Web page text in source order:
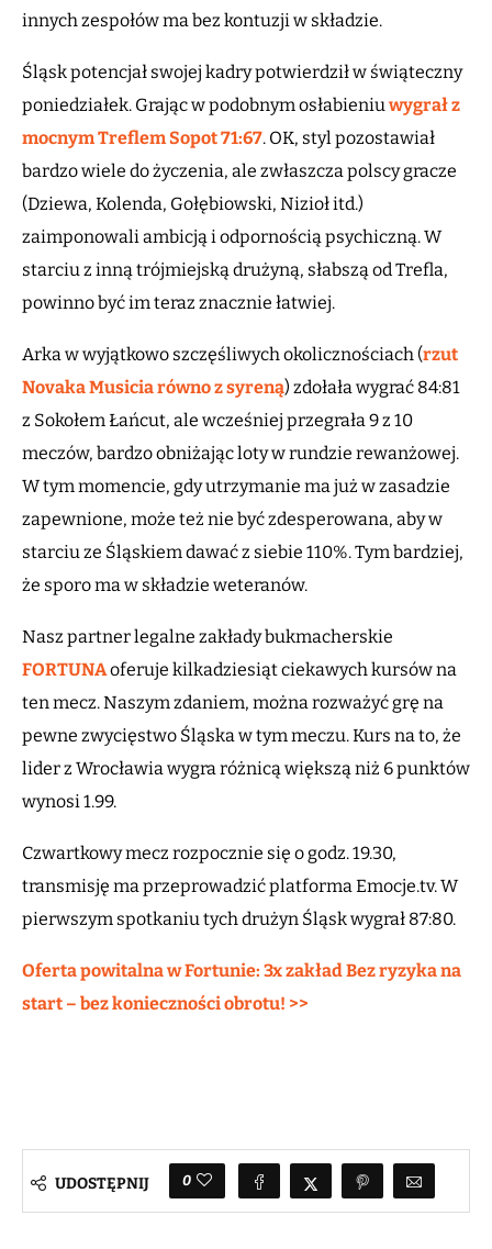
innych zespołów ma bez kontuzji w składzie.
Śląsk potencjał swojej kadry potwierdził w świąteczny
poniedziałek. Grając w podobnym osłabieniuwygrał z
mocnym Treflem Sopot 71:67. OK, styl pozostawiał
bardzo wiele do życzenia, ale zwłaszcza polscy gracze
(Dziewa, Kolenda, Gołębiowski, Nizioł itd.)
zaimponowali ambicją i odpornością psychiczną. W
starciu z inną trójmiejską drużyną, słabszą od Trefla,
powinno być im teraz znacznie łatwiej.
Arka w wyjątkowo szczęśliwych okolicznościach (rzut
Novaka Musicia równo z syreną) zdołała wygrać 84:81
z Sokołem Łańcut, ale wcześniej przegrała 9 z 10
meczów, bardzo obniżając loty w rundzie rewanżowej.
W tym momencie, gdy utrzymanie ma już w zasadzie
zapewnione, może też nie być zdesperowana, aby w
starciu ze Śląskiem dawać z siebie 110%. Tym bardziej,
że sporo ma w składzie weteranów.
Nasz partner legalne zakłady bukmacherskie
FORTUNAoferuje kilkadziesiąt ciekawych kursów na
ten mecz. Naszym zdaniem, można rozważyć grę na
pewne zwycięstwo Śląska w tym meczu. Kurs na to, że
lider z Wrocławia wygra różnicą większą niż 6 punktów
wynosi 1.99.
Czwartkowy mecz rozpocznie się o godz. 19.30,
transmisję ma przeprowadzić platforma Emocje.tv. W
pierwszym spotkaniu tych drużyn Śląsk wygrał 87:80.
Oferta powitalna w Fortunie: 3x zakład Bez ryzyka na
start – bez konieczności obrotu! >>
UDOSTĘPNIJ 0